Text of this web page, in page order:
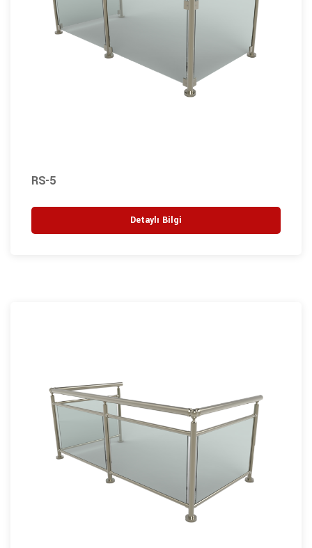
RS-5
Detaylı Bilgi